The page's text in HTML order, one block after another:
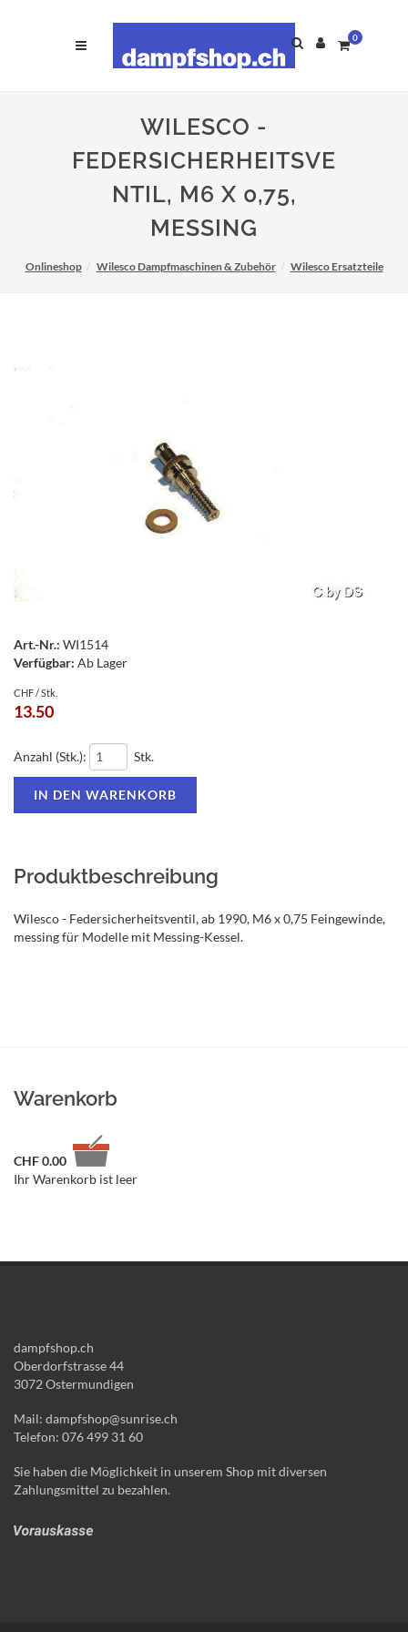
0
WILESCO -
FEDERSICHERHEITSVE
NTIL, M6 X 0,75,
MESSING
Onlineshop Wilesco Dampfmaschinen & Zubehör Wilesco Ersatzteile
Art.-Nr.: WI1514
Verfügbar: Ab Lager
CHF / Stk.
13.50
Anzahl (Stk.): Stk.
Produktbeschreibung
Wilesco - Federsicherheitsventil, ab 1990, M6 x 0,75 Feingewinde,
messing für Modelle mit Messing-Kessel.
Warenkorb
CHF0.00
Ihr Warenkorb ist leer
dampfshop.ch
Oberdorfstrasse 44
3072 Ostermundigen
Mail: dampfshop@sunrise.ch
Telefon: 076 499 31 60
Sie haben die Möglichkeit in unserem Shop mit diversen
Zahlungsmittel zu bezahlen.